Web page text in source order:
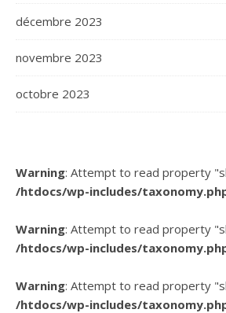
décembre 2023
novembre 2023
octobre 2023
Warning: Attempt to read property
/htdocs/wp-includes/
Warning: Attempt to read property
/htdocs/wp-includes/
Warning: Attempt to read property
/htdocs/wp-includes/